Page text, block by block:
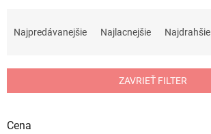
i
p
Najpredávanejšie Najlacnejšie Najdrahšie
ZAVRIEŤ FILTER
Cena